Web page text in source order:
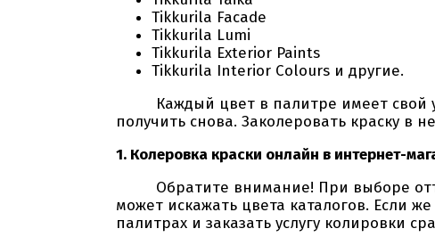
Tikkurila Facade
Tikkurila Lumi
Tikkurila Exterior Paints
Tikkurila Interior Colours и другие.
Каждый цвет в палитре имеет свой
получить снова. Заколеровать краску в
1. Колеровка краски онлайн в интернет-
Обратите внимание! При выборе
может искажать цвета каталогов. Если
палитрах и заказать услугу колировки